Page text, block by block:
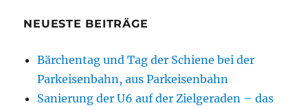
NEUESTE BEITRÄGE
Bärchentag und Tag der Schiene bei der
Parkeisenbahn, aus Parkeisenbahn
Sanierung der U6 auf der Zielgeraden – das